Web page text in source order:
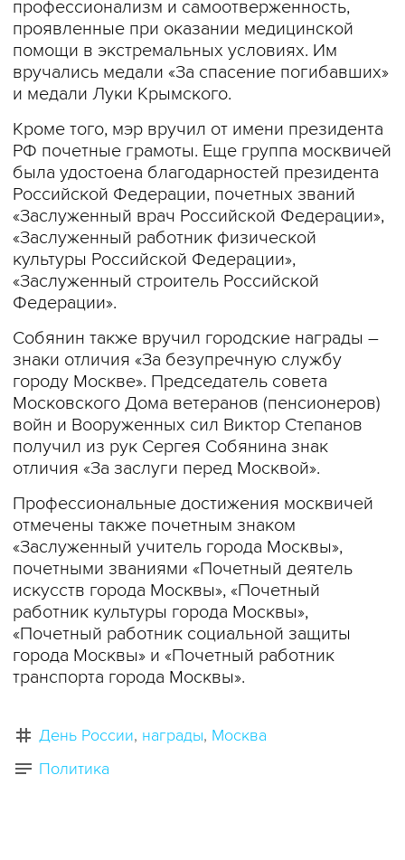
профессионализм и самоотверженность,
проявленные при оказании медицинской
помощи в экстремальных условиях. Им
вручались медали «За спасение погибавших»
и медали Луки Крымского.
Кроме того, мэр вручил от имени президента
РФ почетные грамоты. Еще группа москвичей
была удостоена благодарностей президента
Российской Федерации, почетных званий
«Заслуженный врач Российской Федерации»,
«Заслуженный работник физической
культуры Российской Федерации»,
«Заслуженный строитель Российской
Федерации».
Собянин также вручил городские награды –
знаки отличия «За безупречную службу
городу Москве». Председатель совета
Московского Дома ветеранов (пенсионеров)
войн и Вооруженных сил Виктор Степанов
получил из рук Сергея Собянина знак
отличия «За заслуги перед Москвой».
Профессиональные достижения москвичей
отмечены также почетным знаком
«Заслуженный учитель города Москвы»,
почетными званиями «Почетный деятель
искусств города Москвы», «Почетный
работник культуры города Москвы»,
«Почетный работник социальной защиты
города Москвы» и «Почетный работник
транспорта города Москвы».
День России награды Москва
Политика